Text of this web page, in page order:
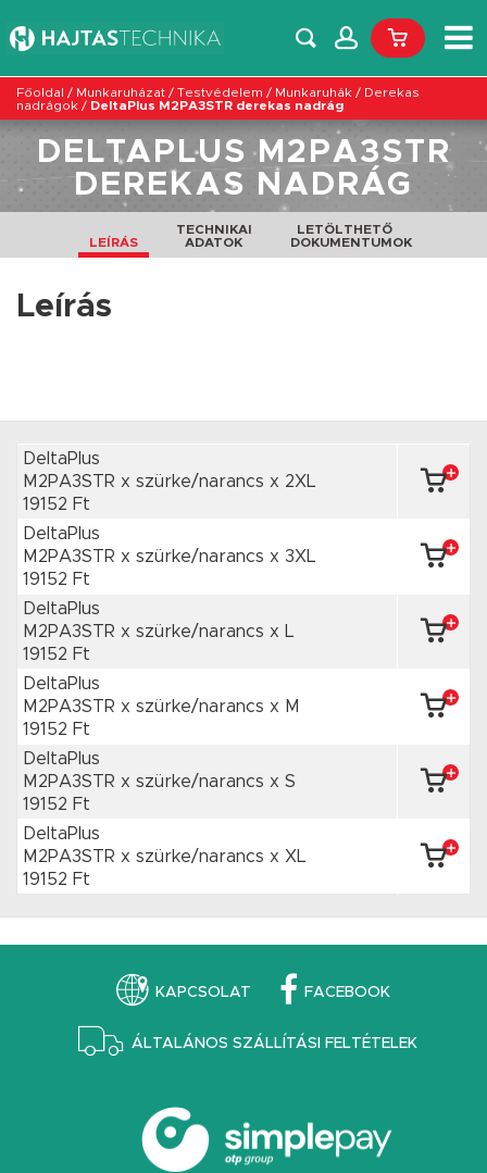
Főoldal / Munkaruházat / Testvédelem / Munkaruhák / Derekas
nadrágok / DeltaPlus M2PA3STR derekas nadrág
DELTAPLUS M2PA3STR
DEREKAS NADRÁG
LEÍRÁS
TECHNIKAI
ADATOK
LETÖLTHETŐ
DOKUMENTUMOK
Leírás
DeltaPlus
M2PA3STR x szürke/narancs x 2XL
19152 Ft
DeltaPlus
M2PA3STR x szürke/narancs x 3XL
19152 Ft
DeltaPlus
M2PA3STR x szürke/narancs x L
19152 Ft
DeltaPlus
M2PA3STR x szürke/narancs x M
19152 Ft
DeltaPlus
M2PA3STR x szürke/narancs x S
19152 Ft
DeltaPlus
M2PA3STR x szürke/narancs x XL
19152 Ft
KAPCSOLAT FACEBOOK
ÁLTALÁNOS SZÁLLÍTÁSI FELTÉTELEK